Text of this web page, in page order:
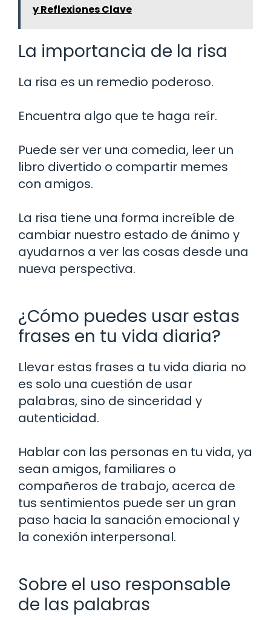
y Reflexiones Clave
La importancia de la risa
La risa es un remedio poderoso.
Encuentra algo que te haga reír.
Puede ser ver una comedia, leer un
libro divertido o compartir memes
con amigos.
La risa tiene una forma increíble de
cambiar nuestro estado de ánimo y
ayudarnos a ver las cosas desde una
nueva perspectiva.
¿Cómo puedes usar estas
frases en tu vida diaria?
Llevar estas frases a tu vida diaria no
es solo una cuestión de usar
palabras, sino de sinceridad y
autenticidad.
Hablar con las personas en tu vida, ya
sean amigos, familiares o
compañeros de trabajo, acerca de
tus sentimientos puede ser un gran
paso hacia la sanación emocional y
la conexión interpersonal.
Sobre el uso responsable
de las palabras